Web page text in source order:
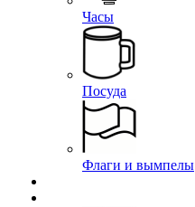
Часы
Посуда
Флаги и вымпелы